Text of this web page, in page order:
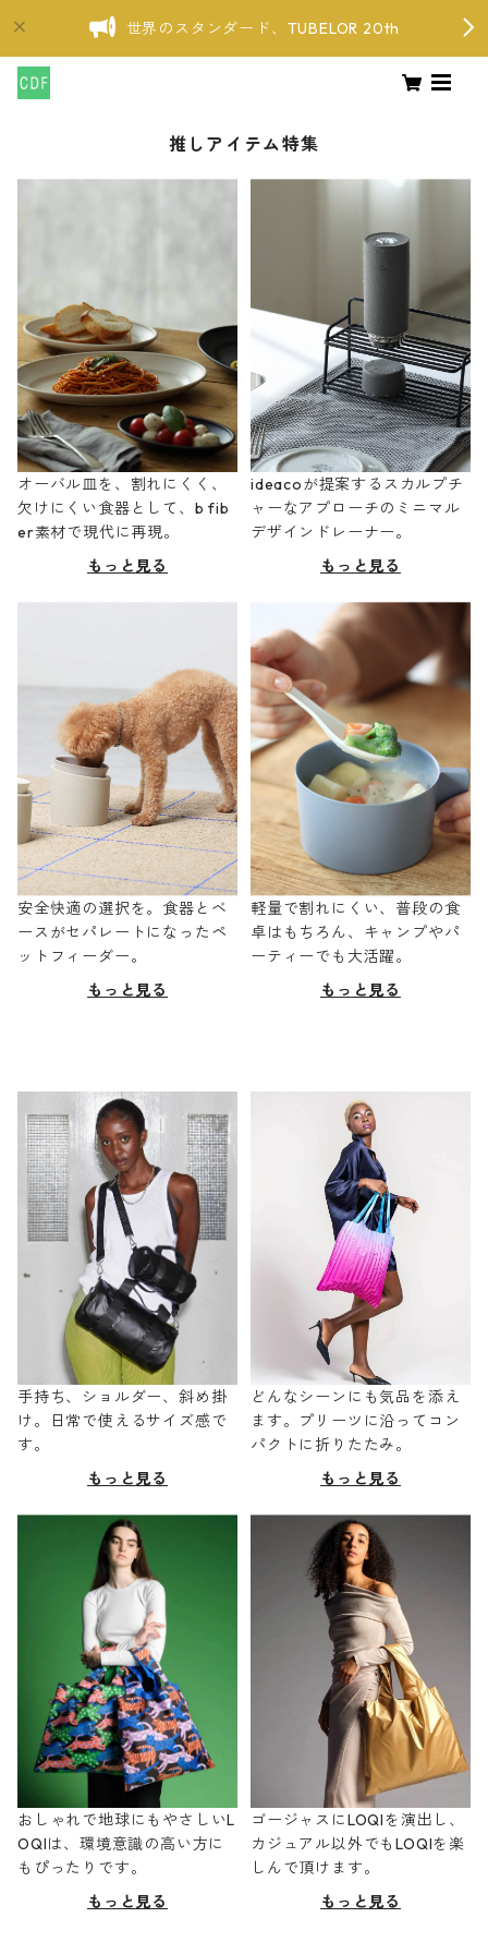
世界のスタンダード、TUBELOR 20th
推しアイテム特集
オーバル皿を、割れにくく、
欠けにくい食器として、b fib
er素材で現代に再現。
もっと見る
ideacoが提案するスカルプチ
ャーなアプローチのミニマル
デザインドレーナー。
もっと見る
安全快適の選択を。食器とベ
ースがセパレートになったペ
ットフィーダー。
もっと見る
軽量で割れにくい、普段の食
卓はもちろん、キャンプやパ
ーティーでも大活躍。
もっと見る
手持ち、ショルダー、斜め掛
け。日常で使えるサイズ感で
す。
もっと見る
どんなシーンにも気品を添え
ます。プリーツに沿ってコン
パクトに折りたたみ。
もっと見る
おしゃれで地球にもやさしいL
OQIは、環境意識の高い方に
もぴったりです。
もっと見る
ゴージャスにLOQIを演出し、
カジュアル以外でもLOQIを楽
しんで頂けます。
もっと見る